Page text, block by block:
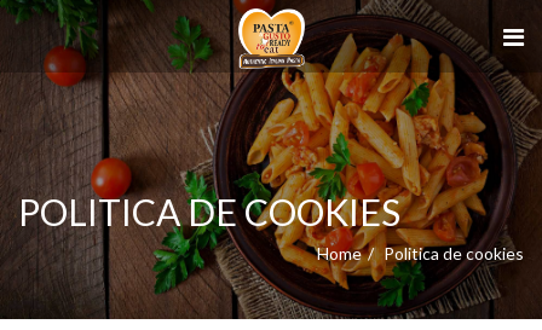
POLITICA DE COOKIES
Home Politica de cookies